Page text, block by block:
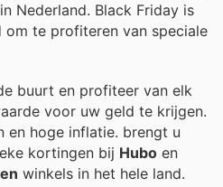
Nederland. Black Friday is
te profiteren van speciale
buurt en profiteer van elk
voor uw geld te krijgen.
en hoge inflatie. brengt u
kortingen bij Hubo en
winkels in het hele land.